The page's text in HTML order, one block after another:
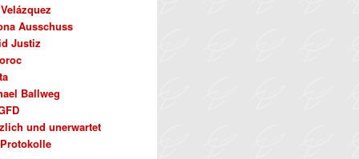
Ausschuss
Justiz
Ballweg
und unerwartet